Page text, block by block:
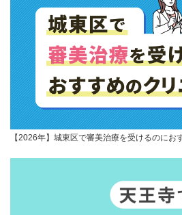
【2026年】城東区で審美治療を受けるのにお